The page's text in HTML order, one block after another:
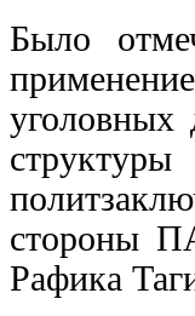
Было
уголовных
стороны
Рафика